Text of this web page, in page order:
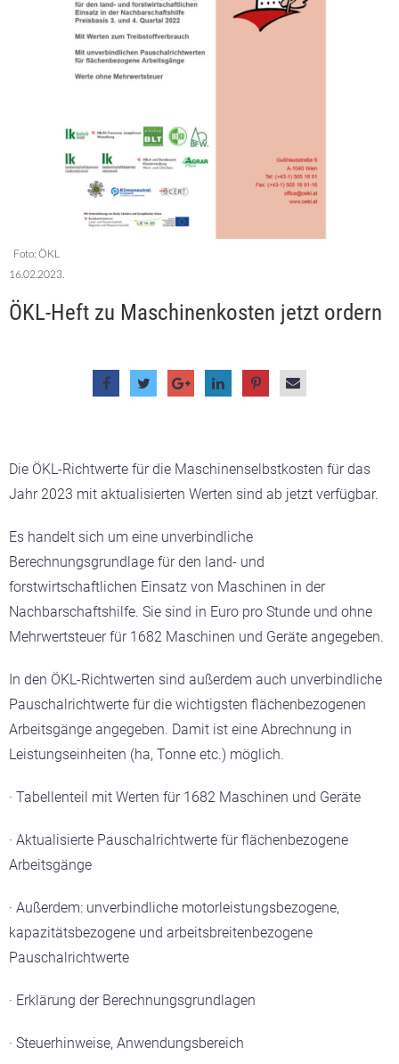
Foto: ÖKL
16.02.2023.
ÖKL-Heft zu Maschinenkosten jetzt ordern
Die ÖKL-Richtwerte für die Maschinenselbstkosten für das
Jahr 2023 mit aktualisierten Werten sind ab jetzt verfügbar.
Es handelt sich um eine unverbindliche
Berechnungsgrundlage für den land- und
forstwirtschaftlichen Einsatz von Maschinen in der
Nachbarschaftshilfe. Sie sind in Euro pro Stunde und ohne
Mehrwertsteuer für 1682 Maschinen und Geräte angegeben.
In den ÖKL-Richtwerten sind außerdem auch unverbindliche
Pauschalrichtwerte für die wichtigsten flächenbezogenen
Arbeitsgänge angegeben. Damit ist eine Abrechnung in
Leistungseinheiten (ha, Tonne etc.) möglich.
· Tabellenteil mit Werten für 1682 Maschinen und Geräte
· Aktualisierte Pauschalrichtwerte für flächenbezogene
Arbeitsgänge
· Außerdem: unverbindliche motorleistungsbezogene,
kapazitätsbezogene und arbeitsbreitenbezogene
Pauschalrichtwerte
· Erklärung der Berechnungsgrundlagen
· Steuerhinweise, Anwendungsbereich